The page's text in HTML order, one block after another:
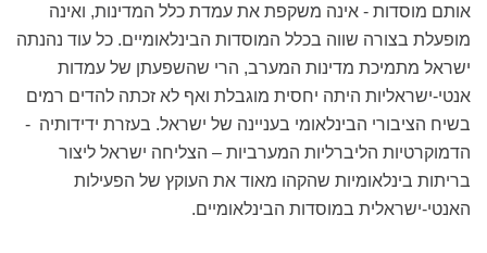
אותם מוסדות - אינה משקפת את עמדת כלל המדינות, ואינה
מופעלת בצורה שווה בכלל המוסדות הבינלאומיים. כל עוד נהנתה
ישראל מתמיכת מדינות המערב, הרי שהשפעתן של עמדות
אנטי-ישראליות היתה יחסית מוגבלת ואף לא זכתה להדים רמים
בשיח הציבורי הבינלאומי בעניינה של ישראל. בעזרת ידידותיה -
הדמוקרטיות הליברליות המערביות – הצליחה ישראל ליצור
בריתות בינלאומיות שהקהו מאוד את העוקץ של הפעילות
האנטי-ישראלית במוסדות הבינלאומיים.